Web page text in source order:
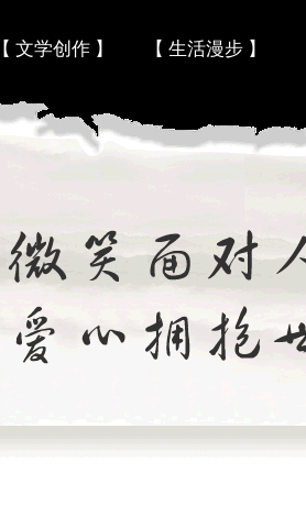
【 文学创作 】 【 生活漫步 】